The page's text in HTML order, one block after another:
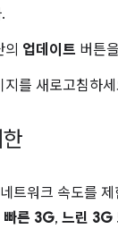
업데이트 버튼
를 새로고침하
트워크 속도를 제
빠른 3G, 느린 3G